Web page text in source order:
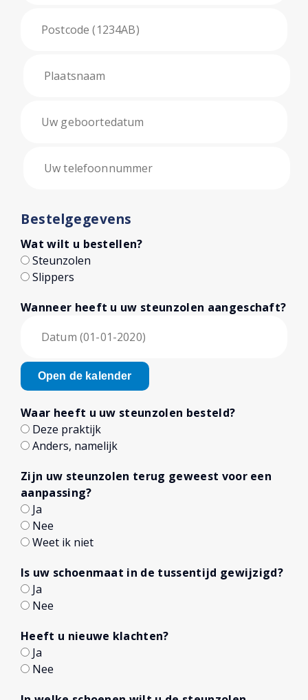
Bestelgegevens
Wat wilt u bestellen?
Steunzolen
Slippers
Wanneer heeft u uw steunzolen aangeschaft?
Open de kalender
Waar heeft u uw steunzolen besteld?
Deze praktijk
Anders, namelijk
Zijn uw steunzolen terug geweest voor een
aanpassing?
Ja
Nee
Weet ik niet
Is uw schoenmaat in de tussentijd gewijzigd?
Ja
Nee
Heeft u nieuwe klachten?
Ja
Nee